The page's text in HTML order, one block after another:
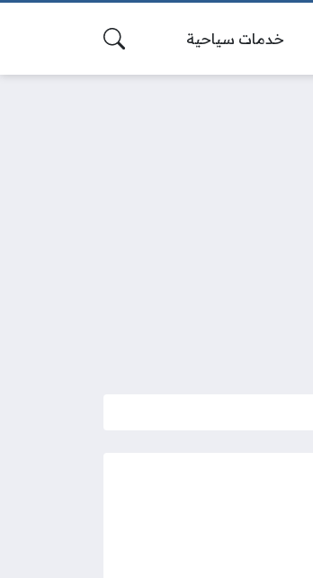
خدمات سياحية